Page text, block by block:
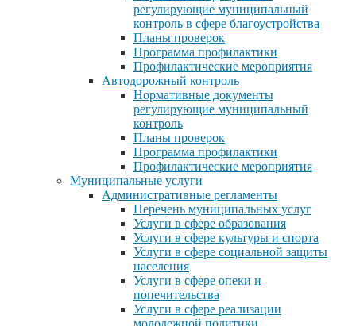
регулирующие муниципальный
контроль в сфере благоустройства
Планы проверок
Программа профилактики
Профилактические мероприятия
Автодорожный контроль
Нормативные документы
регулирующие муниципальный
контроль
Планы проверок
Программа профилактики
Профилактические мероприятия
Муниципальные услуги
Административные регламенты
Перечень муниципальных услуг
Услуги в сфере образования
Услуги в сфере культуры и спорта
Услуги в сфере социальной защиты
населения
Услуги в сфере опеки и
попечительства
Услуги в сфере реализации
молодежной политики